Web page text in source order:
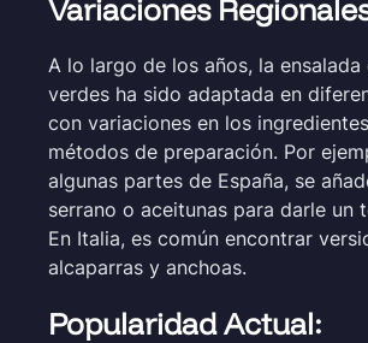
Variaciones
A lo largo de los años, la ensalada
verdes ha sido adaptada en
con variaciones en los
métodos de preparación. Por
algunas partes de España, se
serrano o aceitunas para darle un
En Italia, es común encontrar
alcaparras y anchoas.
Popularidad Actual: